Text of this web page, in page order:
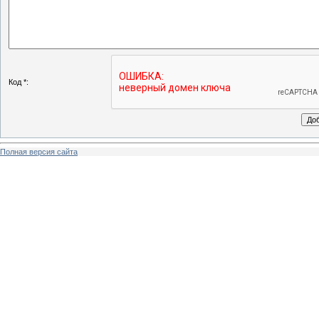
Код *:
Полная версия сайта